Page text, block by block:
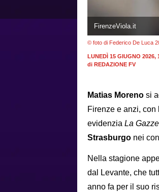
FirenzeViola.it
© foto di Federico De Luca
LUNEDÌ 15 GIUGNO 2026,
di REDAZIONE FV
Matias Moreno si
Firenze e anzi,
evidenzia La
Strasburgo nei
Nella stagione
dal Levante, che
anno fa per il suo